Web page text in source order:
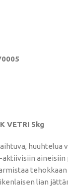
VETRI 5kg
aktiivisiin
lian